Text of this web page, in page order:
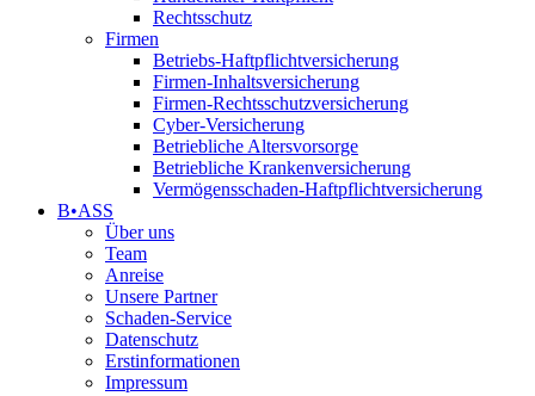
Rechtsschutz
Firmen
Betriebs-Haftpflichtversicherung
Firmen-Inhaltsversicherung
Firmen-Rechtsschutzversicherung
Cyber-Versicherung
Betriebliche Altersvorsorge
Betriebliche Krankenversicherung
Vermögensschaden-Haftpflichtversicherung
B•ASS
Über uns
Team
Anreise
Unsere Partner
Schaden-Service
Datenschutz
Erstinformationen
Impressum